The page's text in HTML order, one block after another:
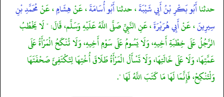
حدثناأَبُو بَكْرِ بْنُ أَبِي شَيْبَةَ، حدثناأَبُو أُسَامَةَ، عَنْهِشَامٍ، عَنْمُحَمَّدِ بْنِ
سِيرِينَ، عَنْأَبِي هُرَيْرَةَ، عَنِ النَّبِيِّ صَلَّى اللَّهُ عَلَيْهِ وَسَلَّم، قَالَ: " لَا يَخْطُبُ
الرَّجُلُ عَلَى خِطْبَةِ أَخِيهِ، وَلَا يَسُومُ عَلَى سَوْمِ أَخِيهِ، وَلَا تُنْكَحُ الْمَرْأَةُ عَلَى
عَمَّتِهَا، وَلَا عَلَى خَالَتِهَا، وَلَا تَسْأَلُ الْمَرْأَةُ طَلَاقَ أُخْتِهَا لِتَكْتَفِئَ صَحْفَتَهَا
وَلْتَنْكِحْ، فَإِنَّمَا لَهَا مَا كَتَبَ اللَّهُ لَهَا ".